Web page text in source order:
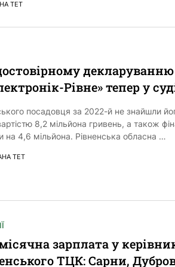
ТЕТ
декларуванню
Рівне» тепер у
посадовця за 2022-й не знайшли
8,2 мільйона гривень, а також
на 4,6 мільйона. Рівненська обласна …
ТЕТ
зарплата у
ТЦК: Сарни,